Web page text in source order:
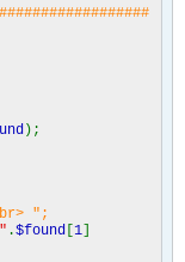
);
";
.$found [1]